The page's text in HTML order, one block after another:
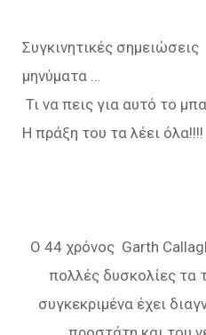
Συγκινητικές
μηνύματα …
Τι να πεις για αυτό το
Η πράξη του τα λέει όλα!!!!
Ο 44 χρόνος Garth
πολλές δυσκολίες τα
συγκεκριμένα έχει